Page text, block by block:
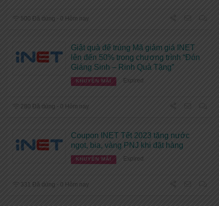
500 Đã dùng - 0 Hôm nay
Giật quà để trúng Mã giảm giá INET
lên đến 50% trong chương trình “Đón
Giáng Sinh – Rinh Quà Tặng”
KHUYẾN MÃI Expired
280 Đã dùng - 0 Hôm nay
Coupon INET Tết 2023 tặng nước
ngọt, bia, vàng PNJ khi đặt hàng
KHUYẾN MÃI Expired
331 Đã dùng - 0 Hôm nay